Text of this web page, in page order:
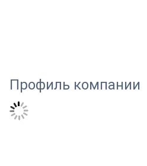
Профиль компании